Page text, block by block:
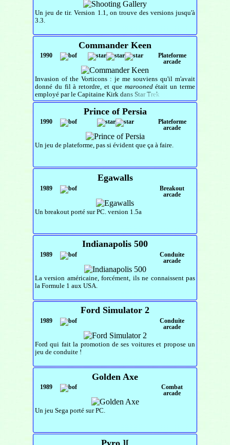
Un jeu de tir. Version 1.1, on trouve des versions jusqu'à
3.3.
Commander Keen
1990
Plateforme
arcade
Invasion of the Vorticons : je me souviens qu'il m'avait
donné du fil à retordre, et que maroonedétait un terme
employé par le Capitaine Kirk dans Star Trek
Prince of Persia
1990
Plateforme
arcade
Un jeu de plateforme, pas si évident que ça à faire.
Egawalls
1989
Breakout
arcade
Un breakout porté sur PC. version 1.5a
Indianapolis 500
1989
Conduite
arcade
La version américaine, forcément, ils ne connaissent pas
la Formule 1 aux USA.
Ford Simulator 2
1989
Conduite
arcade
Ford qui fait la promotion de ses voitures et propose un
jeu de conduite !
Golden Axe
1989
Combat
arcade
Un jeu Sega porté sur PC.
Pyro ][